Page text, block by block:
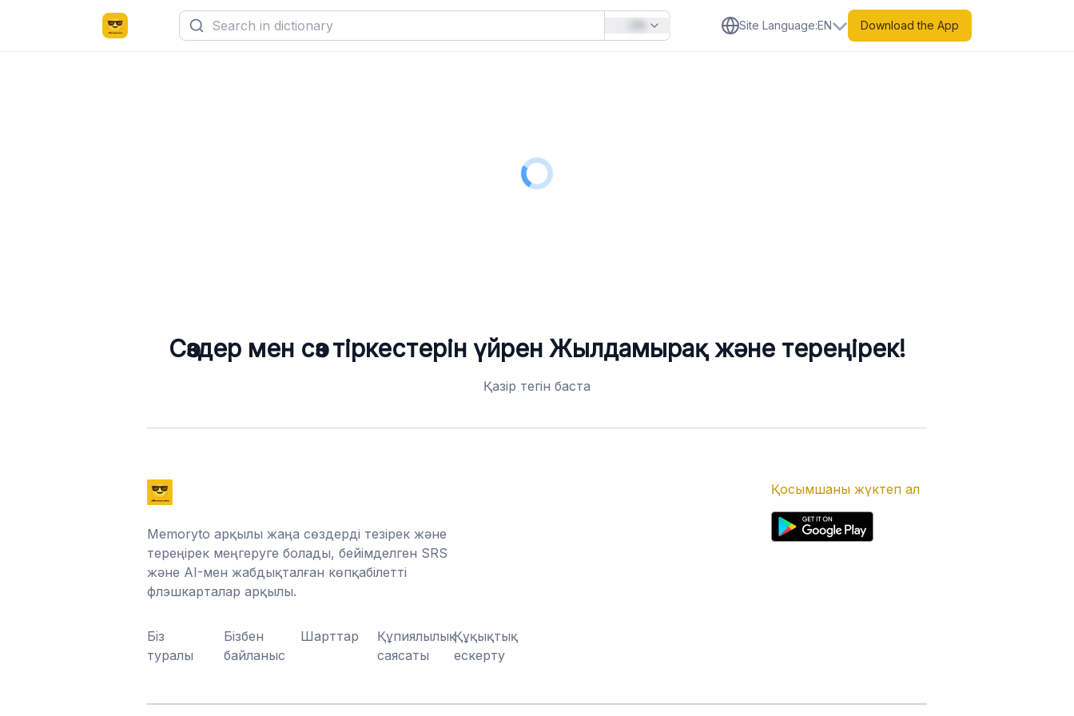
Site Language:EN Download the App
Сөздер мен сөз тіркестерін үйрен Жылдамырақ және тереңірек!
Қазір тегін баста
Memoryto арқылы жаңа сөздерді тезірек және
тереңірек меңгеруге болады, бейімделген SRS
және AI-мен жабдықталған көпқабілетті
флэшкарталар арқылы.
Біз
туралы
Бізбен
байланыс
Шарттар
Құпиялылық
саясаты
Құқықтық
ескерту
Қосымшаны жүктеп ал